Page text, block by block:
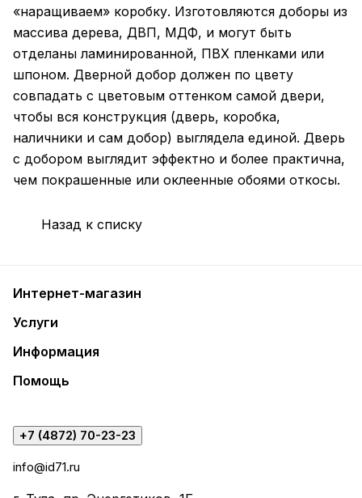
«наращиваем» коробку. Изготовляются доборы из
массива дерева, ДВП, МДФ, и могут быть
отделаны ламинированной, ПВХ пленками или
шпоном. Дверной добор должен по цвету
совпадать с цветовым оттенком самой двери,
чтобы вся конструкция (дверь, коробка,
наличники и сам добор) выглядела единой. Дверь
с добором выглядит эффектно и более практична,
чем покрашенные или оклеенные обоями откосы.
Назад к списку
Интернет-магазин
Услуги
Информация
Помощь
+7 (4872) 70-23-23
info@id71.ru